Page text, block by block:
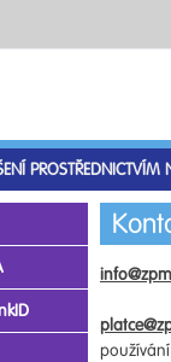
PROSTŘEDNICTVÍM